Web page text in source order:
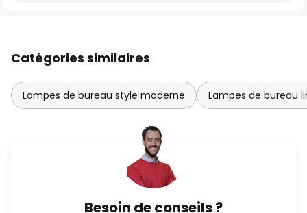
Catégories similaires
Lampes de bureau style moderne Lampes de bureau
Besoin de conseils ?